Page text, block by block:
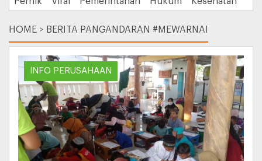
HOME > BERITA PANGANDARAN #MEWARNAI
INFO PERUSAHAAN